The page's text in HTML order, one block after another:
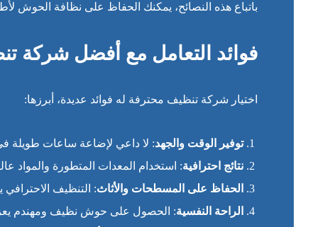
باتباع هذه النصائح، يمكنك الحفاظ على نظافة الحوش
فوائد التعامل مع أفضل شركة
اختيار شركة تنظيف محترفة له فوائد عديدة، أبرزها:
توفير الوقت والجهد: لا داعي لإضاعة ساعات
نتائج احترافية: استخدام المعدات المتطورة والمواد
الحفاظ على المسطحات والأثاث: التنظيف
الراحة النفسية: الحصول على حوش نظيف ومهندم